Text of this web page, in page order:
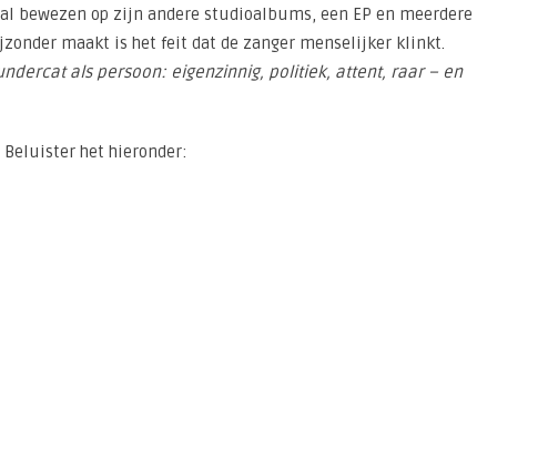
bewezen op zijn andere studioalbums, een EP en meerdere
maakt is het feit dat de zanger menselijker klinkt.
als persoon: eigenzinnig, politiek, attent, raar – en
Beluister het hieronder: